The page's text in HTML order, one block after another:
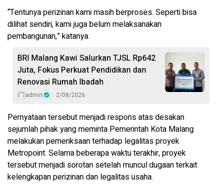
“Tentunya perizinan kami masih berproses. Seperti bisa
dilihat sendiri, kami juga belum melaksanakan
pembangunan,” katanya.
BRI Malang Kawi Salurkan TJSL Rp642
Juta, Fokus Perkuat Pendidikan dan
Renovasi Rumah Ibadah
admin 2/08/2026
Pernyataan tersebut menjadi respons atas desakan
sejumlah pihak yang meminta Pemerintah Kota Malang
melakukan pemeriksaan terhadap legalitas proyek
Metropoint. Selama beberapa waktu terakhir, proyek
tersebut menjadi sorotan setelah muncul dugaan terkait
kelengkapan perizinan dan legalitas usaha.